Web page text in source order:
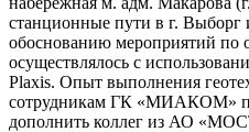
станционные пути в г.
обоснованию мероприятий по
осуществлялось с
Plaxis. Опыт выполнения
сотрудникам ГК «МИАКОМ»
дополнить коллег из АО